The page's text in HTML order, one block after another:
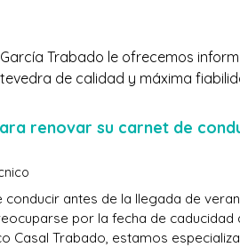
Trabado le ofrecemos
de calidad y máxima
renovar su carnet de
conducir antes de la llegada de
por la fecha de caducidad
Casal Trabado, estamos